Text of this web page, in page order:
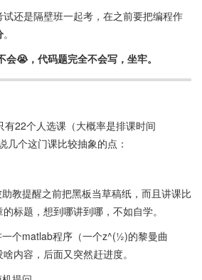
还是隔壁班一起考，在之前要把编程作
。
😭，代码题完全不会写，坐牢。
22个人选课（大概率是排课时间
几个这门课比较抽象的点：
教提醒之前把黑板当草稿纸，而且讲课比
标题，想到哪讲到哪，不如自学。
个matlab程序（一个z^(½)的黎曼曲
内容，后面又突然赶进度。